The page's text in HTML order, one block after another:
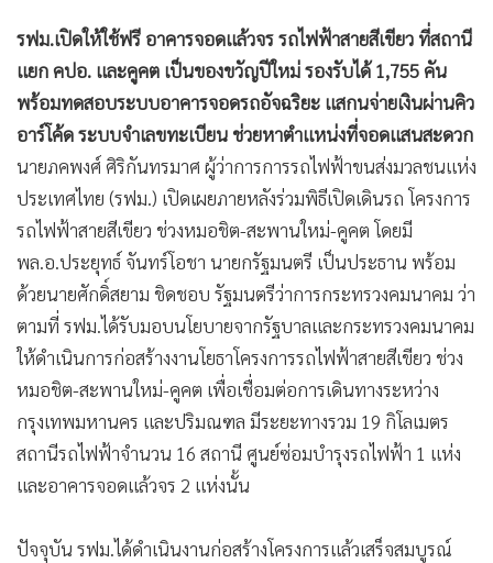
ชุมชน-คุณภาพชีวิต
• อาชญากรรม
• Motoring
• เกม
• วิทยาศาสตร์
• SMEs
• หุ้น
• อินโดจีน
• กองทุนรวม
• Celeb Online
• Factcheck
• ญี่ปุ่น
• News1
รฟม.เปิดให้ใช้ฟรี อาคารจอดแล้วจร รถไฟฟ้าสายสีเขียว ที่สถานี
แยก คปอ. และคูคต เป็นของขวัญปีใหม่ รองรับได้ 1,755 คัน
พร้อมทดสอบระบบอาคารจอดรถอัจฉริยะ แสกนจ่ายเงินผ่านคิว
อาร์โค้ด ระบบจำเลขทะเบียน ช่วยหาตำแหน่งที่จอดแสนสะดวก
นายภคพงศ์ ศิริกันทรมาศ ผู้ว่าการการรถไฟฟ้าขนส่งมวลชนแห่ง
ประเทศไทย (รฟม.) เปิดเผยภายหลังร่วมพิธีเปิดเดินรถ โครงการ
รถไฟฟ้าสายสีเขียว ช่วงหมอชิต-สะพานใหม่-คูคต โดยมี
พล.อ.ประยุทธ์ จันทร์โอชา นายกรัฐมนตรี เป็นประธาน พร้อม
ด้วยนายศักดิ์สยาม ชิดชอบ รัฐมนตรีว่าการกระทรวงคมนาคม ว่า
ตามที่ รฟม.ได้รับมอบนโยบายจากรัฐบาลและกระทรวงคมนาคม
ให้ดำเนินการก่อสร้างงานโยธาโครงการรถไฟฟ้าสายสีเขียว ช่วง
หมอชิต-สะพานใหม่-คูคต เพื่อเชื่อมต่อการเดินทางระหว่าง
กรุงเทพมหานคร และปริมณฑล มีระยะทางรวม 19 กิโลเมตร
สถานีรถไฟฟ้าจำนวน 16 สถานี ศูนย์ซ่อมบำรุงรถไฟฟ้า 1 แห่ง
และอาคารจอดแล้วจร 2 แห่งนั้น
ปัจจุบัน รฟม.ได้ดำเนินงานก่อสร้างโครงการแล้วเสร็จสมบูรณ์